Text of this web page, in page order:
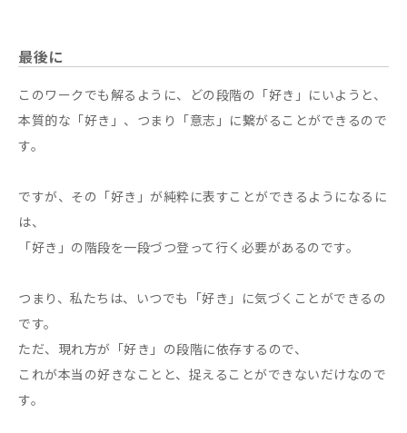
最後に
このワークでも解るように、どの段階の「好き」にいようと、
本質的な「好き」、つまり「意志」に繋がることができるので
す。
ですが、その「好き」が純粋に表すことができるようになるに
は、
「好き」の階段を一段づつ登って行く必要があるのです。
つまり、私たちは、いつでも「好き」に気づくことができるの
です。
ただ、現れ方が「好き」の段階に依存するので、
これが本当の好きなことと、捉えることができないだけなので
す。